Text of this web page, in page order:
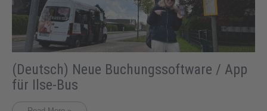
(Deutsch) Neue Buchungssoftware / App
für Ilse-Bus